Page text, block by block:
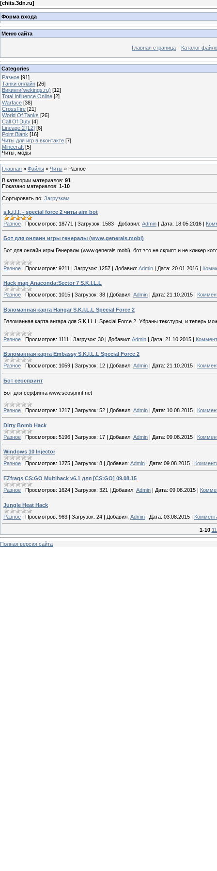
[chits.3dn.ru]
Форма входа
Меню сайта
Главная страница Каталог
Categories
Разное [91]
Танки онлайн [26]
Викинги(wekings.ru) [12]
Total Influence Online [2]
Warface [38]
CrossFire [21]
World Of Tanks [26]
Call Of Duty [4]
Lineage 2 [L2] [6]
Point Blank [16]
Читы для игр в вконтакте [7]
Minecraft [5]
Читы, моды
Главная » Файлы » Читы » Разное
В категории материалов: 91
Показано материалов: 1-10
Сортировать по: Загрузкам
s.k.i.l.l. - special force 2 читы aim bot
Разное | Просмотров: 18771 | Загрузок: 1583 | Добавил: Admin | Дата: 18.05.2016 |
Бот для онлаин игры генералы (www.generals.mobi)
Бот для онлайн игры Генералы (www.generals.mobi). бот это не скрипт и не кликер
Разное | Просмотров: 9211 | Загрузок: 1257 | Добавил: Admin | Дата: 20.01.2016 |
Hack map Anaconda:Sector 7 S.K.I.L.L
Разное | Просмотров: 1015 | Загрузок: 38 | Добавил: Admin | Дата: 21.10.2015 |
Взломанная карта Hangar S.K.I.L.L Special Force 2
Взломанная карта ангара для S.K.I.L.L Special Force 2. Убраны текстуры, и теперь
Разное | Просмотров: 1111 | Загрузок: 30 | Добавил: Admin | Дата: 21.10.2015 |
Взломанная карта Embassy S.K.I.L.L Special Force 2
Разное
Просмотров: 1059 Загрузок: 12 Добавил: Admin Дата: 21.10.2015
Бот сеоспринт
Бот для серфинга www.seosprint.net
Разное | Просмотров: 1217 | Загрузок: 52 | Добавил: Admin | Дата: 10.08.2015 |
Dirty Bomb Hack
Разное | Просмотров: 5196 | Загрузок: 17 | Добавил: Admin | Дата: 09.08.2015 |
Windows 10 Injector
Разное | Просмотров: 1275 | Загрузок: 8 | Добавил: Admin | Дата: 09.08.2015 |
EZfrags CS:GO Multihack v6.1 для [CS:GO] 09.08.15
Разное | Просмотров: 1624 | Загрузок: 321 | Добавил: Admin | Дата: 09.08.2015 |
Jungle Heat Hack
Разное | Просмотров: 963 | Загрузок: 24 | Добавил: Admin | Дата: 03.08.2015 |
1-10
Полная версия сайта